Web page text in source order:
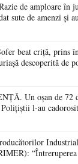
de amploare în
sute de amenzi și
zi
beat criță, prins
descoperită de
Un oșan de 72
l-au